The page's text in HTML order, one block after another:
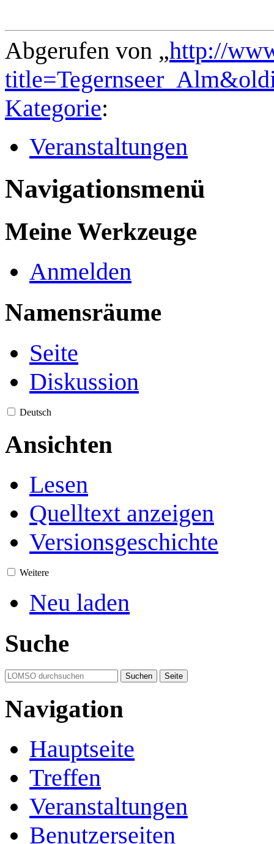
Abgerufen von „http://
Kategorie:
Veranstaltungen
Navigationsmenü
Meine Werkzeuge
Anmelden
Namensräume
Seite
Diskussion
Deutsch
Ansichten
Lesen
Quelltext anzeigen
Versionsgeschichte
Weitere
Neu laden
Suche
Navigation
Hauptseite
Treffen
Veranstaltungen
Benutzerseiten